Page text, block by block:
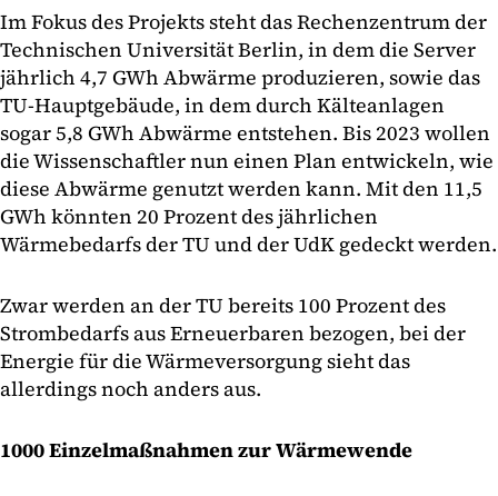
Im Fokus des Projekts steht das Rechenzentrum der
Technischen Universität Berlin, in dem die Server
jährlich 4,7 GWh Abwärme produzieren, sowie das
TU-Hauptgebäude, in dem durch Kälteanlagen
sogar 5,8 GWh Abwärme entstehen. Bis 2023 wollen
die Wissenschaftler nun einen Plan entwickeln, wie
diese Abwärme genutzt werden kann. Mit den 11,5
GWh könnten 20 Prozent des jährlichen
Wärmebedarfs der TU und der UdK gedeckt werden.
Zwar werden an der TU bereits 100 Prozent des
Strombedarfs aus Erneuerbaren bezogen, bei der
Energie für die Wärmeversorgung sieht das
allerdings noch anders aus.
1000 Einzelmaßnahmen zur Wärmewende